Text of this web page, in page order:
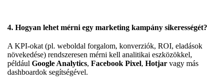
4. Hogyan lehet mérni egy marketing kampány sikerességét?
A KPI-okat (pl. weboldal forgalom, konverziók, ROI, eladások
növekedése) rendszeresen mérni kell analitikai eszközökkel,
például Google Analytics, Facebook Pixel, Hotjar vagy más
dashboardok segítségével.